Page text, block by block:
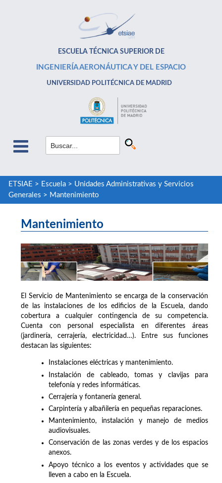
ESCUELA TÉCNICA SUPERIOR DE
INGENIERÍA AERONÁUTICA Y DEL ESPACIO
UNIVERSIDAD POLITÉCNICA DE MADRID
ETSIAE > Escuela> Unidades Administrativas y Servicios
Generales > Mantenimiento
Mantenimiento
El Servicio de Mantenimiento se encarga de la conservación
de las instalaciones de los edificios de la Escuela, dando
cobertura a cualquier contingencia de su competencia.
Cuenta con personal especialista en diferentes áreas
(jardinería, cerrajería, electricidad…). Entre sus funciones
destacan las siguientes:
Instalaciones eléctricas y mantenimiento.
Instalación de cableado, tomas y clavijas para
telefonía y redes informáticas.
Cerrajería y fontanería general.
Carpintería y albañilería en pequeñas reparaciones.
Mantenimiento, instalación y manejo de medios
audiovisuales.
Conservación de las zonas verdes y de los espacios
anexos.
Apoyo técnico a los eventos y actividades que se
lleven a cabo en la Escuela.